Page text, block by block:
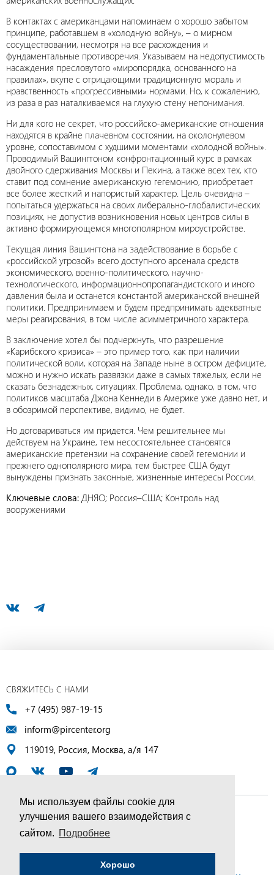
Мы используем файлы cookie для
улучшения вашего взаимодействия с
сайтом. Подробнее
Хорошо
В контактах с американцами напоминаем о хорошо забытом
принципе, работавшем в «холодную войну», – о мирном
сосуществовании, несмотря на все расхождения и
фундаментальные противоречия. Указываем на недопустимость
насаждения пресловутого «миропорядка, основанного на
правилах», вкупе с отрицающими традиционную мораль и
нравственность «прогрессивными» нормами. Но, к сожалению,
из раза в раз наталкиваемся на глухую стену непонимания.
Ни для кого не секрет, что российско-американские отношения
находятся в крайне плачевном состоянии, на околонулевом
уровне, сопоставимом с худшими моментами «холодной войны».
Проводимый Вашингтоном конфронтационный курс в рамках
двойного сдерживания Москвы и Пекина, а также всех тех, кто
ставит под сомнение американскую гегемонию, приобретает
все более жесткий и напористый характер. Цель очевидна –
попытаться удержаться на своих либерально-глобалистических
позициях, не допустив возникновения новых центров силы в
активно формирующемся многополярном мироустройстве.
Текущая линия Вашингтона на задействование в борьбе с
«российской угрозой» всего доступного арсенала средств
экономического, военно-политического, научно-
технологического, информационно­пропагандистского и иного
давления была и останется константой американской внешней
политики. Предпринимаем и будем предпринимать адекватные
меры реагирования, в том числе асимметричного характера.
В заключение хотел бы подчеркнуть, что разрешение
«Карибского кризиса» – это пример того, как при наличии
политической воли, которая на Западе ныне в остром дефиците,
можно и нужно искать развязки даже в самых тяжелых, если не
сказать безнадежных, ситуациях. Проблема, однако, в том, что
политиков масштаба Джона Кеннеди в Америке уже давно нет, и
в обозримой перспективе, видимо, не будет.
Но договариваться им придется. Чем решительнее мы
действуем на Украине, тем несостоятельнее становятся
американские претензии на сохранение своей гегемонии и
прежнего однополярного мира, тем быстрее США будут
вынуждены признать законные, жизненные интересы России.
Ключевые слова: ДНЯО; Россия–США; Контроль над
вооружениями
СВЯЖИТЕСЬ С НАМИ
+7 (495) 987-19-15
inform@pircenter.org
119019, Россия, Москва, а/я 147
© ПИР-Центр, 1994–2025 | Все права защищены
Соглашение об обработке персональных данных